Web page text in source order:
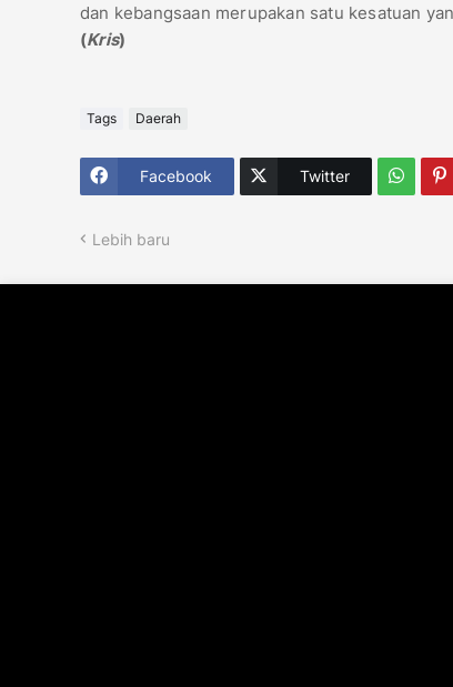
dan kebangsaan merupakan satu kesatuan
(Kris)
Tags Daerah
Facebook Twitter
Lebih baru